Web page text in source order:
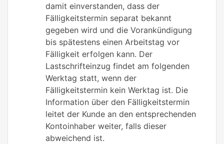
damit einverstanden, dass der
Fälligkeitstermin separat bekannt
gegeben wird und die Vorankündigung
bis spätestens einen Arbeitstag vor
Fälligkeit erfolgen kann. Der
Lastschrifteinzug findet am folgenden
Werktag statt, wenn der
Fälligkeitstermin kein Werktag ist. Die
Information über den Fälligkeitstermin
leitet der Kunde an den entsprechenden
Kontoinhaber weiter, falls dieser
abweichend ist.